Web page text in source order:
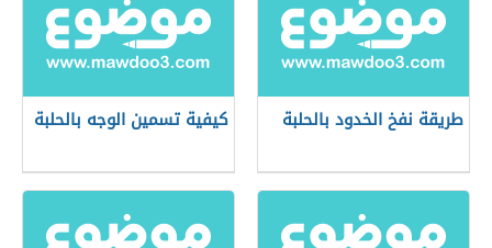
طريقة نفخ الخدود بالحلبة كيفية تسمين الوجه بالحلبة